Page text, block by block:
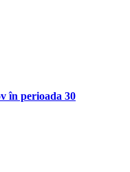
în perioada 30